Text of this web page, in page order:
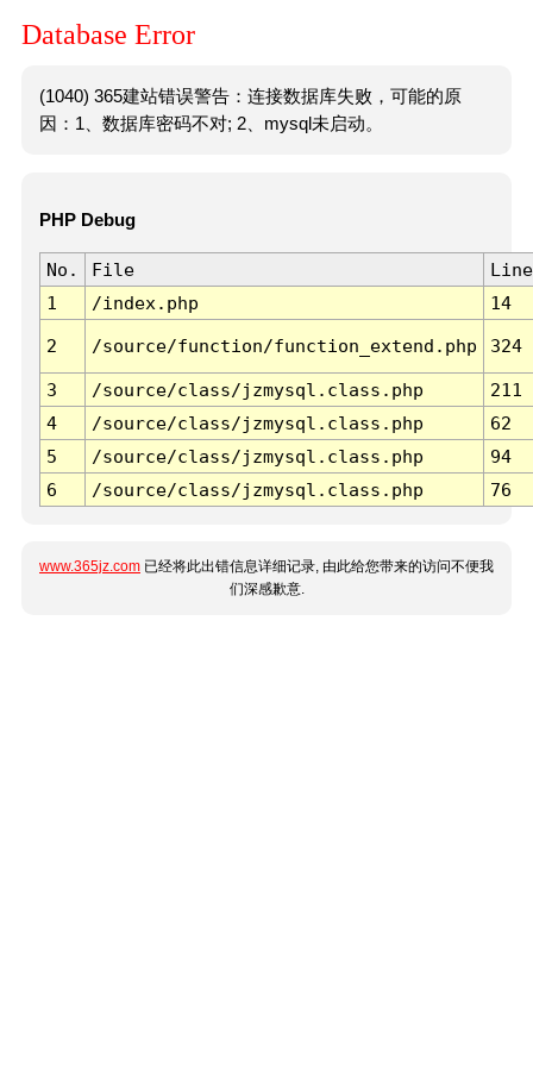
Database Error
(1040) 365建站错误警告：连接数据库失败，可能的原
因：1、数据库密码不对; 2、mysql未启动。
PHP Debug
No. File
Line
1
/index.php 14
2 /source/function/function_extend.php 324
3 /source/class/jzmysql.class.php
211
4
/source/class/jzmysql.class.php
62
5
/source/class/jzmysql.class.php
94
6
/source/class/jzmysql.class.php 76
www.365jz.com 已经将此出错信息详细记录, 由此给您带来的访问不便我
们深感歉意.